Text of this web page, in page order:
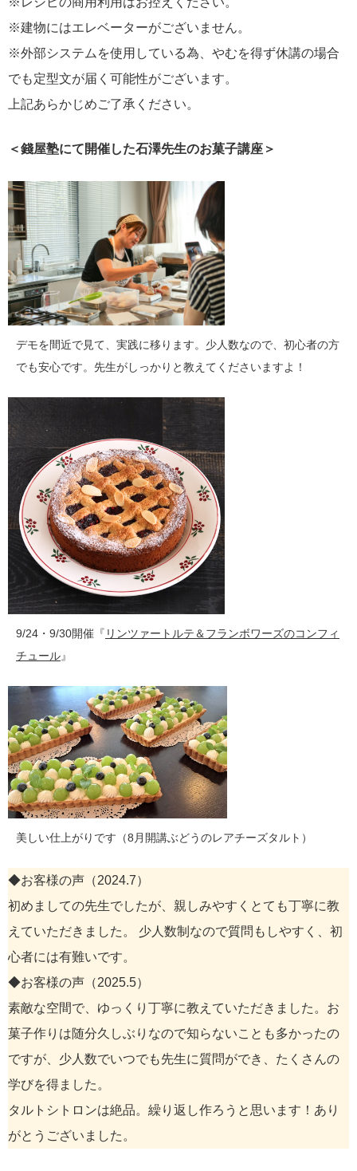
※建物にはエレベーターがございません。
※外部システムを使用している為、やむを得ず休講の場合
でも定型文が届く可能性がございます。
上記あらかじめご了承ください。
＜錢屋塾にて開催した石澤先生のお菓子講座＞
デモを間近で見て、実践に移ります。少人数なので、初心者の方
でも安心です。先生がしっかりと教えてくださいますよ！
9/24・9/30開催『 リンツァートルテ＆フランボワーズのコンフィ
チュール』
美しい仕上がりです（8月開講ぶどうのレアチーズタルト）
◆お客様の声（2024.7）
初めましての先生でしたが、親しみやすくとても丁寧に教
えていただきました。 少人数制なので質問もしやすく、初
心者には有難いです。
◆お客様の声（2025.5）
素敵な空間で、ゆっくり丁寧に教えていただきました。お
菓子作りは随分久しぶりなので知らないことも多かったの
ですが、少人数でいつでも先生に質問ができ、たくさんの
学びを得ました。
タルトシトロンは絶品。繰り返し作ろうと思います！あり
がとうございました。